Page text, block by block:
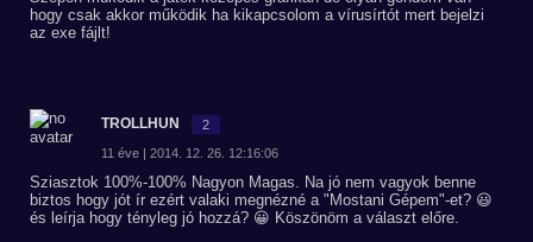
hogy csak akkor működik ha kikapcsolom a vírusírtót mert bejelzi
az exe fájlt!
TROLLHUN 2
11 éve | 2014. 12. 26. 12:16:06
Sziasztok 100%-100% Nagyon Magas. Na jó nem vagyok benne
biztos hogy jót ír ezért valaki megnézné a "Mostani Gépem"-et? 😃
és leírja hogy tényleg jó hozzá? 😀 Köszönöm a választ előre.